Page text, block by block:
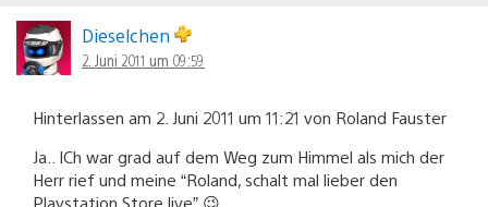
Dieselchen
2. Juni 2011 um 09:59
Hinterlassen am 2. Juni 2011 um 11:21 von Roland Fauster
Ja.. ICh war grad auf dem Weg zum Himmel als mich der
Herr rief und meine “Roland, schalt mal lieber den
Playstation Store live” 😉